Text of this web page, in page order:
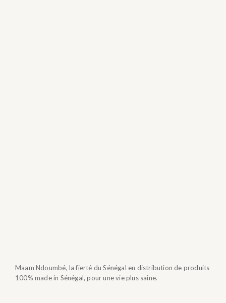
Maam Ndoumbé, la fierté du Sénégal en distribution de produits
100% made in Sénégal, pour une vie plus saine.